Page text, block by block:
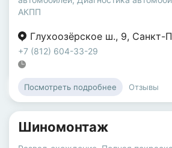
АКПП
Глухоозёрское ш., 9, Санкт-
+7 (812) 604-33-29
Посмотреть подробнее Отзывы
Шиномонтаж